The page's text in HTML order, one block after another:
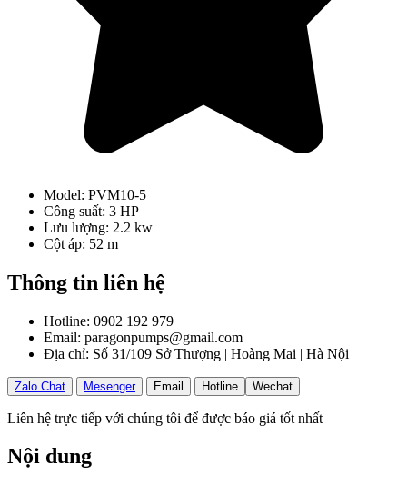
Model: PVM10-5
Công suất: 3 HP
Lưu lượng: 2.2 kw
Cột áp: 52 m
Thông tin liên hệ
Hotline: 0902 192 979
Email: paragonpumps@gmail.com
Địa chỉ: Số 31/109 Sở Thượng | Hoàng Mai | Hà Nội
Zalo Chat Mesenger Email Hotline Wechat
Liên hệ trực tiếp với chúng tôi để được báo giá tốt nhất
Nội dung